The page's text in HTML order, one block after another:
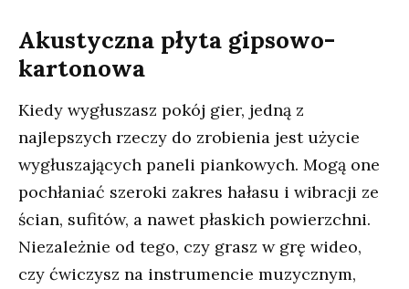
Akustyczna płyta gipsowo-
kartonowa
Kiedy wygłuszasz pokój gier, jedną z
najlepszych rzeczy do zrobienia jest użycie
wygłuszających paneli piankowych. Mogą one
pochłaniać szeroki zakres hałasu i wibracji ze
ścian, sufitów, a nawet płaskich powierzchni.
Niezależnie od tego, czy grasz w grę wideo,
czy ćwiczysz na instrumencie muzycznym,